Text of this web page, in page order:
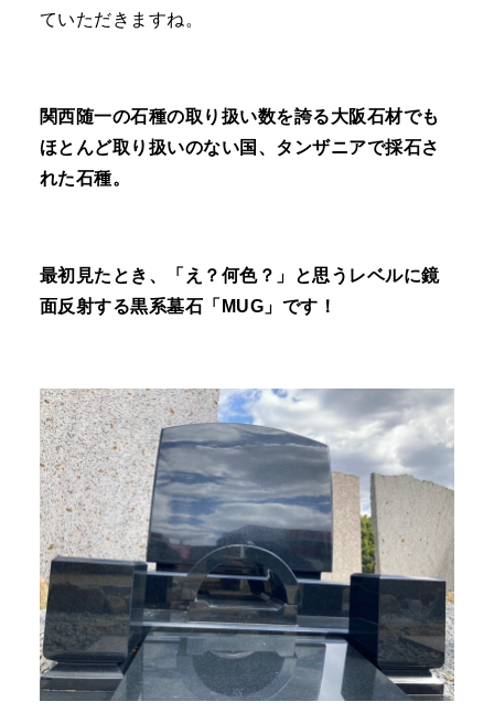
ていただきますね。
関西随一の石種の取り扱い数を誇る大阪石材でも
ほとんど取り扱いのない国、タンザニアで採石さ
れた石種。
最初見たとき、「え？何色？」と思うレベルに鏡
面反射する黒系墓石「MUG」です！